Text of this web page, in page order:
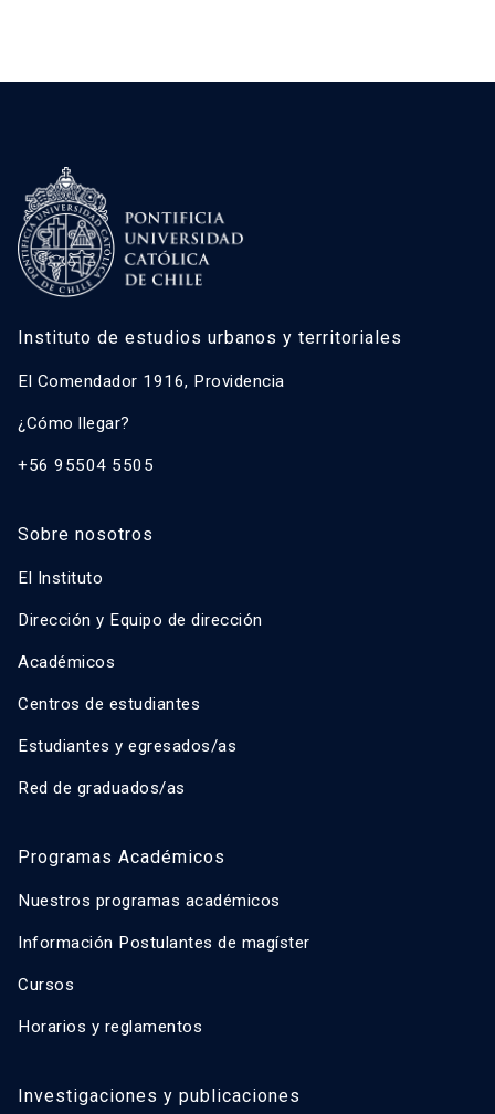
Instituto de estudios urbanos y territoriales
El Comendador 1916, Providencia
¿Cómo llegar?
+56 95504 5505
Sobre nosotros
El Instituto
Dirección y Equipo de dirección
Académicos
Centros de estudiantes
Estudiantes y egresados/as
Red de graduados/as
Programas Académicos
Nuestros programas académicos
Información Postulantes de magíster
Cursos
Horarios y reglamentos
Investigaciones y publicaciones